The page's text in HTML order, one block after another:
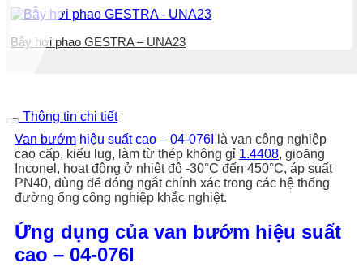
Bẫy hơi phao GESTRA – UNA23
Thông tin chi tiết
Van bướm hiệu suất cao – 04-076I
là van công nghiệp
cao cấp, kiểu lug, làm từ thép không gỉ 1.4408, gioăng
Inconel, hoạt động ở nhiệt độ -30°C đến 450°C, áp suất
PN40, dùng để đóng ngắt chính xác trong các hệ thống
đường ống công nghiệp khắc nghiệt.
Ứng dụng của van bướm hiệu suất
cao – 04-076I